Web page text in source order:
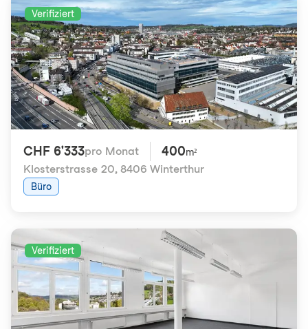
Verifiziert
CHF 6'333pro Monat 400m²
Klosterstrasse 20, 8406 Winterthur
Büro
Verifiziert